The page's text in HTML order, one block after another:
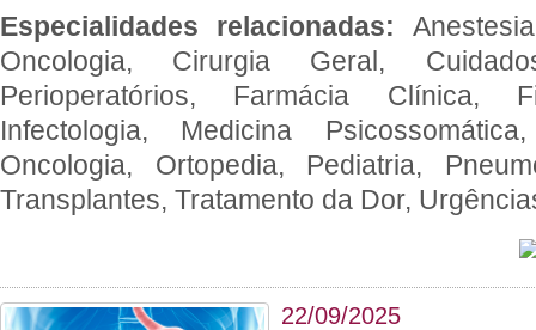
Especialidades relacionadas:
Oncologia, Cirurgia Geral,
Perioperatórios, Farmácia Clínica,
Infectologia, Medicina
Oncologia, Ortopedia, Pediatria,
Transplantes, Tratamento da Dor,
22/09/2025